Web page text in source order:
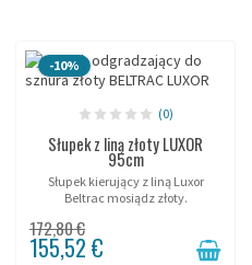
-10%
(0)
Słupek z liną złoty LUXOR
95cm
Słupek kierujący z liną Luxor
Beltrac mosiądz złoty.
172,80 €
155,52 €